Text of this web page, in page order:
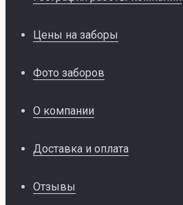
Цены на заборы
Фото заборов
О компании
Доставка и оплата
Отзывы